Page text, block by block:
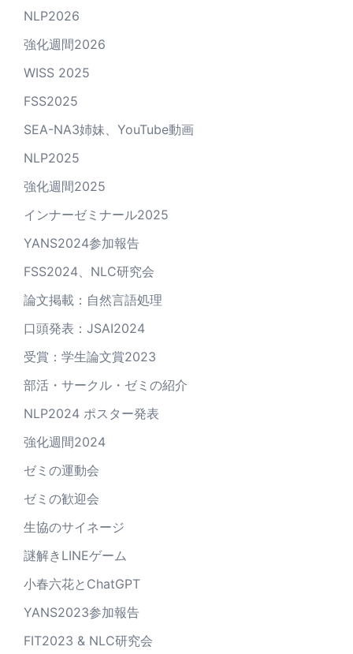
NLP2026
強化週間2026
WISS 2025
FSS2025
SEA-NA3姉妹、YouTube動画
NLP2025
強化週間2025
インナーゼミナール2025
YANS2024参加報告
FSS2024、NLC研究会
論文掲載：自然言語処理
口頭発表：JSAI2024
受賞：学生論文賞2023
部活・サークル・ゼミの紹介
NLP2024 ポスター発表
強化週間2024
ゼミの運動会
ゼミの歓迎会
生協のサイネージ
謎解きLINEゲーム
小春六花とChatGPT
YANS2023参加報告
FIT2023 & NLC研究会